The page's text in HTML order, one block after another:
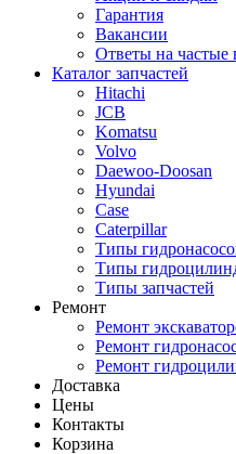
Гарантия
Вакансии
Ответы на частые
Каталог запчастей
Hitachi
JCB
Komatsu
Volvo
Daewoo-Doosan
Hyundai
Case
Caterpillar
Типы
Типы
Типы запчастей
Ремонт
Ремонт
Ремонт
Ремонт
Доставка
Цены
Контакты
Корзина